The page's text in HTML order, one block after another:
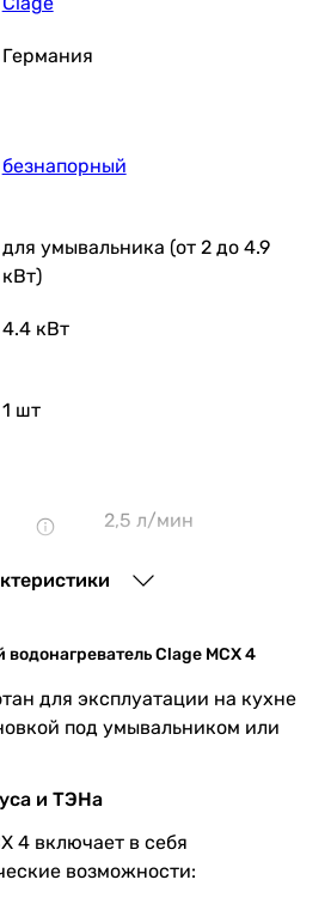
Германия
безнапорный
для умывальника (от 2 до 4.9
кВт)
4.4 кВт
1 шт
2,5 л/мин
230 В
Clage MCX 4
для эксплуатации на кухне
под умывальником или
и ТЭНа
4 включает в себя
возможности: